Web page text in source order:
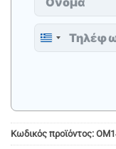
Greece
Κωδικός προϊόντος: